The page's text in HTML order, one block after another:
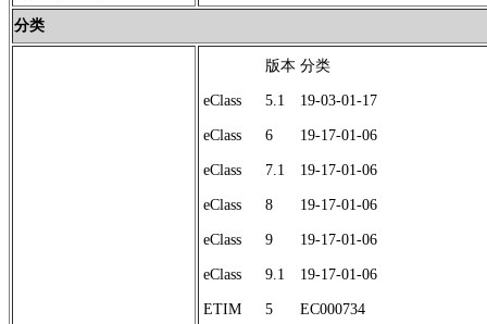
分类
版本 分类
eClass 5.1 19-03-01-17
eClass 6 19-17-01-06
eClass 7.1 19-17-01-06
eClass 8 19-17-01-06
eClass 9 19-17-01-06
eClass 9.1 19-17-01-06
ETIM 5 EC000734